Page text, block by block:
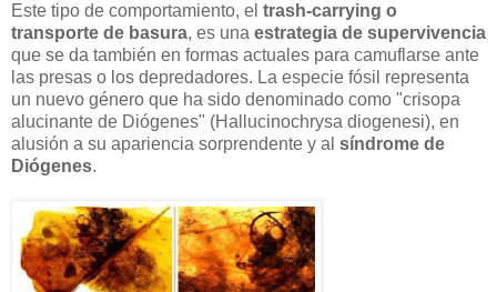
Este tipo de comportamiento, el trash-carrying o
transporte de basura, es una estrategia de supervivencia
que se da también en formas actuales para camuflarse ante
las presas o los depredadores. La especie fósil representa
un nuevo género que ha sido denominado como "crisopa
alucinante de Diógenes" (Hallucinochrysa diogenesi), en
alusión a su apariencia sorprendente y al síndrome de
Diógenes.